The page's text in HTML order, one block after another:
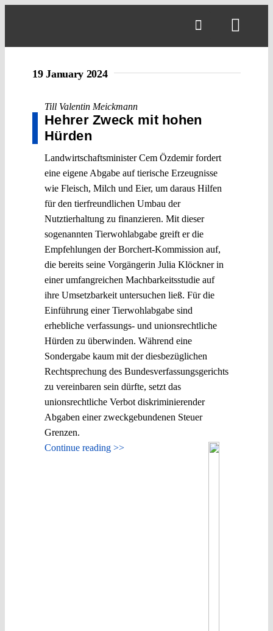
19 January 2024
Till Valentin Meickmann
Hehrer Zweck mit hohen
Hürden
Landwirtschaftsminister Cem Özdemir fordert
eine eigene Abgabe auf tierische Erzeugnisse
wie Fleisch, Milch und Eier, um daraus Hilfen
für den tierfreundlichen Umbau der
Nutztierhaltung zu finanzieren. Mit dieser
sogenannten Tierwohlabgabe greift er die
Empfehlungen der Borchert-Kommission auf,
die bereits seine Vorgängerin Julia Klöckner in
einer umfangreichen Machbarkeitsstudie auf
ihre Umsetzbarkeit untersuchen ließ. Für die
Einführung einer Tierwohlabgabe sind
erhebliche verfassungs- und unionsrechtliche
Hürden zu überwinden. Während eine
Sondergabe kaum mit der diesbezüglichen
Rechtsprechung des Bundesverfassungsgerichts
zu vereinbaren sein dürfte, setzt das
unionsrechtliche Verbot diskriminierender
Abgaben einer zweckgebundenen Steuer
Grenzen.
Continue reading >>